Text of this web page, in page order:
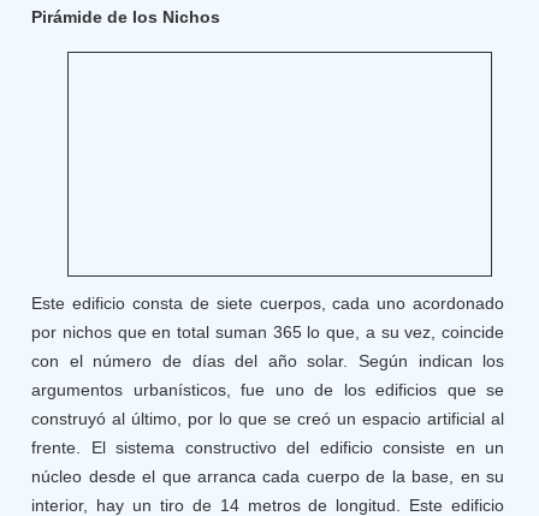
Pirámide de los Nichos
Este edificio consta de siete cuerpos, cada uno acordonado
por nichos que en total suman 365 lo que, a su vez, coincide
con el número de días del año solar. Según indican los
argumentos urbanísticos, fue uno de los edificios que se
construyó al último, por lo que se creó un espacio artificial al
frente. El sistema constructivo del edificio consiste en un
núcleo desde el que arranca cada cuerpo de la base, en su
interior, hay un tiro de 14 metros de longitud. Este edificio